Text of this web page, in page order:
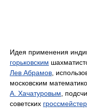
Идея применения
горьковским
Лев Абрамов ,
московским
А. Хачатуровым ,
советских